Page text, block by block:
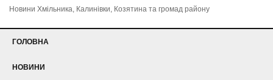
Новини Хмільника, Калинівки, Козятина та громад району
ГОЛОВНА
НОВИНИ